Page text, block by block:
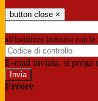
button close ×
all'indirizzo indicato con le
E-mail inviata, si prega
Errore